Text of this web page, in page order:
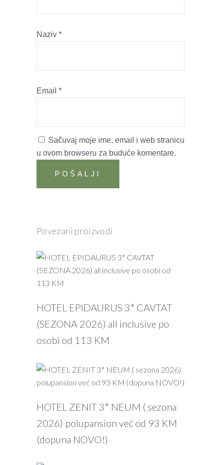
Naziv *
Email *
Sačuvaj moje ime, email i web stranicu
u ovom browseru za buduće komentare.
Povezani proizvodi
HOTEL EPIDAURUS 3* CAVTAT
(SEZONA 2026) all inclusive po
osobi od 113 KM
HOTEL ZENIT 3* NEUM ( sezona
2026) polupansion već od 93 KM
(dopuna NOVO!)